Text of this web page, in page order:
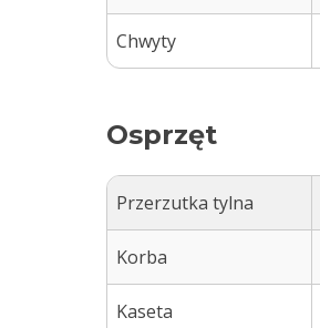
Chwyty
Osprzęt
Przerzutka tylna
Korba
Kaseta